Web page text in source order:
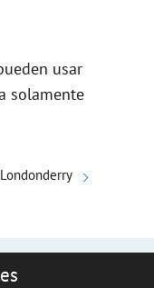
usar
solamente